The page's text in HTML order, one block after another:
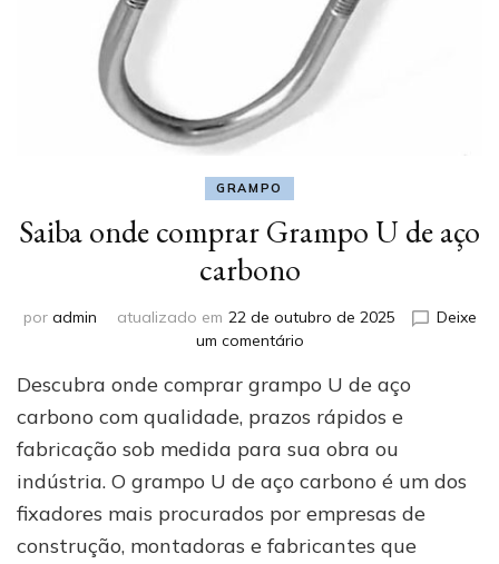
GRAMPO
Saiba onde comprar Grampo U de aço
carbono
por admin atualizado em 22 de outubro de 2025
Deixe
um comentárioem
onde
comprar
Grampo
U
de
carbono
Descubra onde comprar grampo U de aço
carbono com qualidade, prazos rápidos e
fabricação sob medida para sua obra ou
indústria. O grampo U de aço carbono é um dos
fixadores mais procurados por empresas de
construção, montadoras e fabricantes que